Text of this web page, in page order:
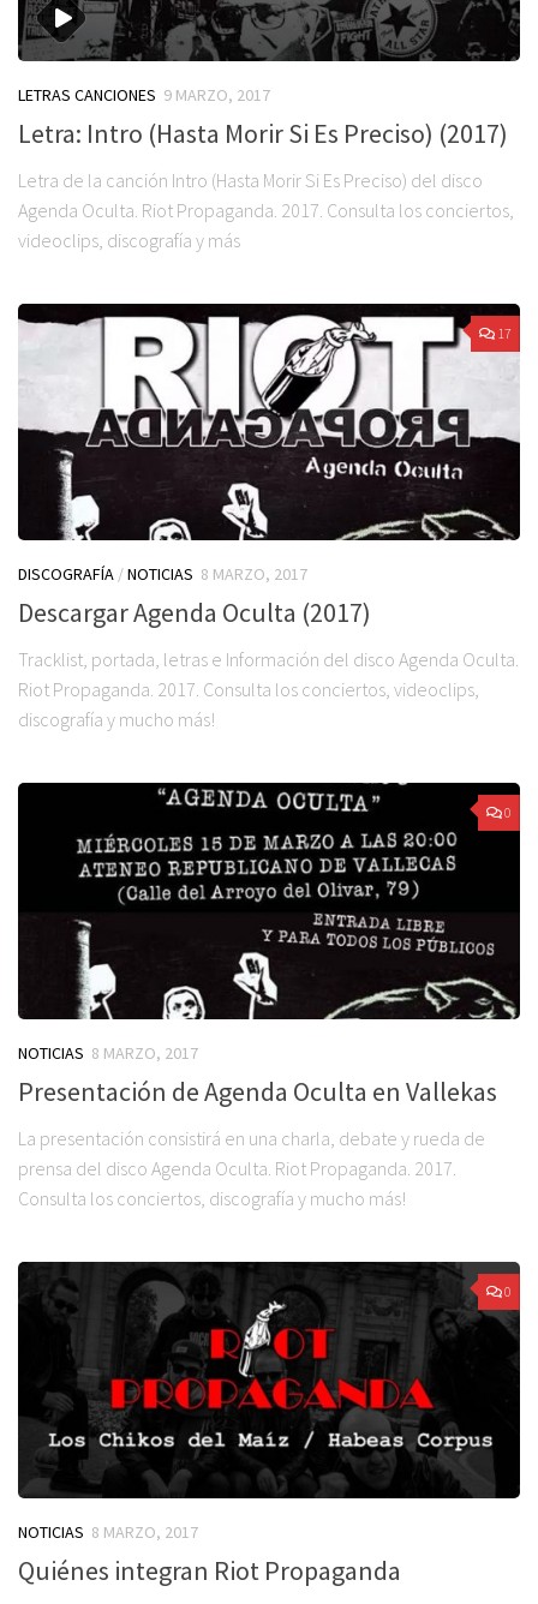
LETRAS CANCIONES 9 MARZO, 2017
Letra: Intro (Hasta Morir Si Es Preciso) (2017)
Letra de la canción Intro (Hasta Morir Si Es Preciso) del disco
Agenda Oculta. Riot Propaganda. 2017. Consulta los conciertos,
videoclips, discografía y más
17
DISCOGRAFÍA /NOTICIAS 8 MARZO, 2017
Descargar Agenda Oculta (2017)
Tracklist, portada, letras e Información del disco Agenda Oculta.
Riot Propaganda. 2017. Consulta los conciertos, videoclips,
discografía y mucho más!
0
NOTICIAS 8 MARZO, 2017
Presentación de Agenda Oculta en Vallekas
La presentación consistirá en una charla, debate y rueda de
prensa del disco Agenda Oculta. Riot Propaganda. 2017.
Consulta los conciertos, discografía y mucho más!
0
NOTICIAS 8 MARZO, 2017
Quiénes integran Riot Propaganda